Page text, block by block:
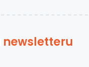
newsletteru